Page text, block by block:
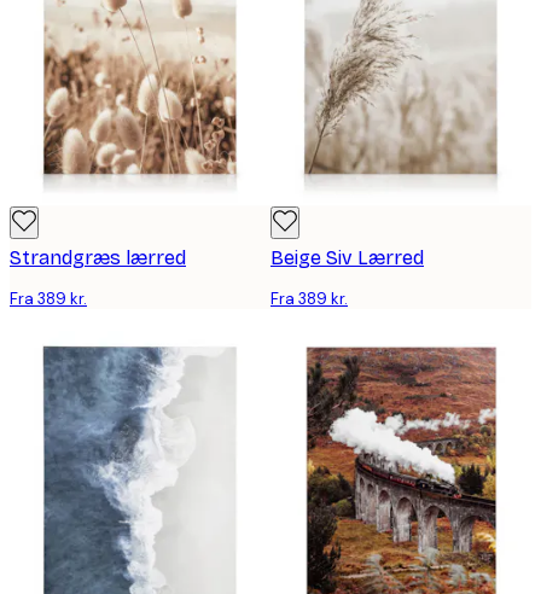
Strandgræs lærred
Fra 389 kr.
Beige Siv Lærred
Fra 389 kr.